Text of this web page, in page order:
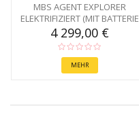
MBS AGENT EXPLORER
ELEKTRIFIZIERT (MIT BATTERIE
1080)
4 299,00 €
MEHR